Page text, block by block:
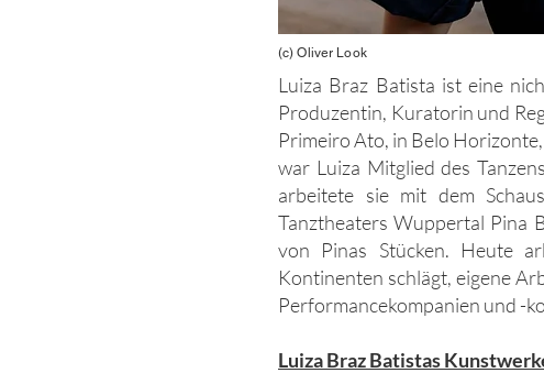
(c) Oliver Look
Luiza Braz Batista ist eine
Produzentin, Kuratorin und
Primeiro Ato, in Belo
war Luiza Mitglied des
arbeitete sie mit dem
Tanztheaters Wuppertal Pina
von Pinas Stücken. Heute
Kontinenten schlägt, eigene
Performancekompanien und -
Luiza Braz Batistas